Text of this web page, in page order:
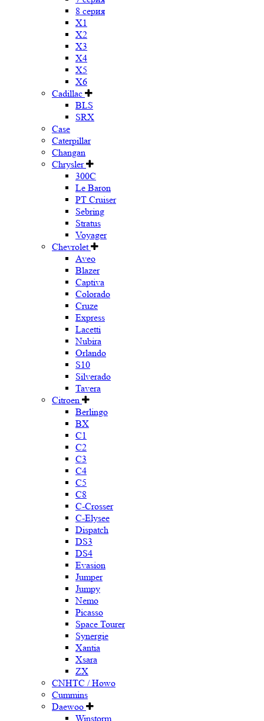
8 серия
X1
X2
X3
X4
X5
X6
Cadillac
BLS
SRX
Case
Caterpillar
Changan
Chrysler
300C
Le Baron
PT Cruiser
Sebring
Stratus
Voyager
Chevrolet
Aveo
Blazer
Captiva
Colorado
Cruze
Express
Lacetti
Nubira
Orlando
S10
Silverado
Tavera
Citroen
Berlingo
BX
C1
C2
C3
C4
C5
C8
C-Crosser
C-Elysee
Dispatch
DS3
DS4
Evasion
Jumper
Jumpy
Nemo
Picasso
Space Tourer
Synergie
Xantia
Xsara
ZX
CNHTC / Howo
Cummins
Daewoo
Winstorm